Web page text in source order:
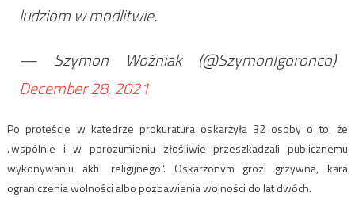
ludziom w modlitwie.
— Szymon Woźniak (@SzymonIgoronco)
December 28, 2021
Po proteście w katedrze prokuratura oskarżyła 32 osoby o to, że
„wspólnie i w porozumieniu złośliwie przeszkadzali publicznemu
wykonywaniu aktu religijnego”. Oskarżonym grozi grzywna, kara
ograniczenia wolności albo pozbawienia wolności do lat dwóch.